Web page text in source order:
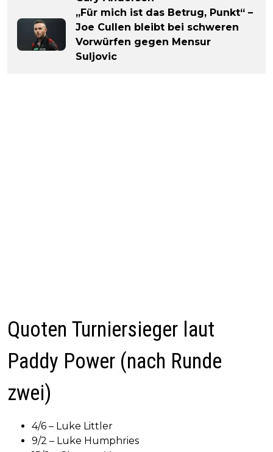
„Für mich ist das Betrug, Punkt“ –
Joe Cullen bleibt bei schweren
Vorwürfen gegen Mensur
Suljovic
Quoten Turniersieger laut
Paddy Power (nach Runde
zwei)
4/6 – Luke Littler
9/2 – Luke Humphries